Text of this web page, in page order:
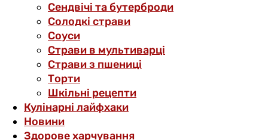
Сендвічі та бутерброди
Солодкі страви
Соуси
Страви в мультиварці
Страви з пшениці
Торти
Шкільні рецепти
Кулінарні лайфхаки
Новини
Здорове харчування